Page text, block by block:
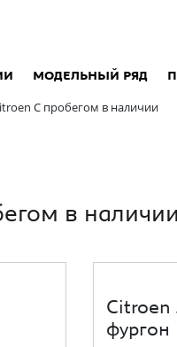
МОДЕЛЬНЫЙ РЯД
С пробегом в наличии
в
Citroen
фургон